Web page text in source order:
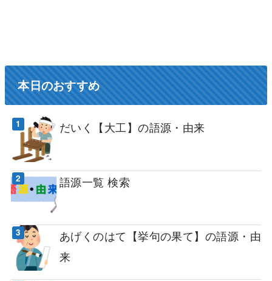
本日のおすすめ
だいく【大工】の語源・由来
語源一覧 検索
あげくのはて【挙句の果て】の語源・由
来